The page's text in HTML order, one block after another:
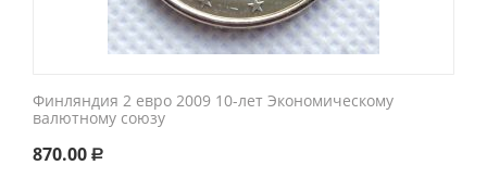
Финляндия 2 евро 2009 10-лет Экономическому
валютному союзу
870.00 Р